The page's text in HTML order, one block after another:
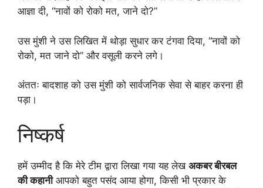
आज्ञा दी, “नावों को रोको मत, जाने दो?”
उस मुंशी ने उस लिखित में थोड़ा सुधार कर टंगवा दिया, “नावों को
रोको, मत जाने दो” और वसूली करने लगे।
अंततः बादशाह को उस मुंशी को सार्वजनिक सेवा से बाहर करना ही
पड़ा।
निष्कर्ष
हमें उम्मीद है कि मेरे टीम द्वारा लिखा गया यह लेख अकबर बीरबल
की कहानीआपको बहुत पसंद आया होगा, किसी भी प्रकार के